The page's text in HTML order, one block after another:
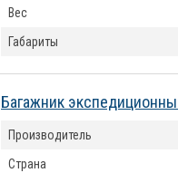
Вес
Габариты
Багажник
Производитель
Страна